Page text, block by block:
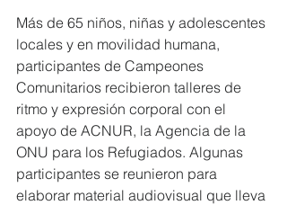
Más de 65 niños, niñas y adolescentes
locales y en movilidad humana,
participantes de Campeones
Comunitarios recibieron talleres de
ritmo y expresión corporal con el
apoyo de ACNUR, la Agencia de la
ONU para los Refugiados. Algunas
participantes se reunieron para
elaborar material audiovisual que lleva